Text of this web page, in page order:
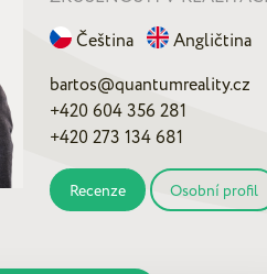
Čeština
Angličtina
bartos@quantumreality.cz
+420 604 356 281
+420 273 134 681
Recenze Osobní profil